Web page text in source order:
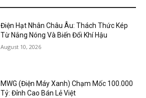
Điện Hạt Nhân Châu Âu: Thách Thức Kép
Từ Nắng Nóng Và Biến Đổi Khí Hậu
August 10, 2026
MWG (Điện Máy Xanh) Chạm Mốc 100.000
Tỷ: Đỉnh Cao Bán Lẻ Việt